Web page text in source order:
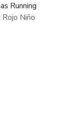
Running
Niño